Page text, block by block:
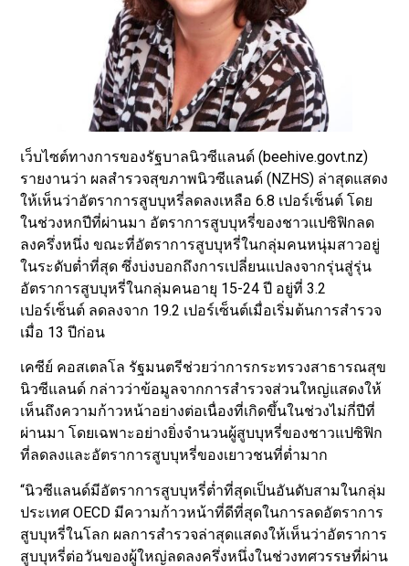
เว็บไซต์ทางการของรัฐบาลนิวซีแลนด์ (beehive.govt.nz)
รายงานว่า ผลสำรวจสุขภาพนิวซีแลนด์ (NZHS) ล่าสุดแสดง
ให้เห็นว่าอัตราการสูบบุหรี่ลดลงเหลือ 6.8 เปอร์เซ็นต์ โดย
ในช่วงหกปีที่ผ่านมา อัตราการสูบบุหรี่ของชาวแปซิฟิกลด
ลงครึ่งหนึ่ง ขณะที่อัตราการสูบบุหรี่ในกลุ่มคนหนุ่มสาวอยู่
ในระดับต่ำที่สุด ซึ่งบ่งบอกถึงการเปลี่ยนแปลงจากรุ่นสู่รุ่น
อัตราการสูบบุหรี่ในกลุ่มคนอายุ 15-24 ปี อยู่ที่ 3.2
เปอร์เซ็นต์ ลดลงจาก 19.2 เปอร์เซ็นต์เมื่อเริ่มต้นการสำรวจ
เมื่อ 13 ปีก่อน
เคซีย์ คอสเตลโล รัฐมนตรีช่วยว่าการกระทรวงสาธารณสุข
นิวซีแลนด์ กล่าวว่าข้อมูลจากการสำรวจส่วนใหญ่แสดงให้
เห็นถึงความก้าวหน้าอย่างต่อเนื่องที่เกิดขึ้นในช่วงไม่กี่ปีที่
ผ่านมา โดยเฉพาะอย่างยิ่งจำนวนผู้สูบบุหรี่ของชาวแปซิฟิก
ที่ลดลงและอัตราการสูบบุหรี่ของเยาวชนที่ต่ำมาก
“นิวซีแลนด์มีอัตราการสูบบุหรี่ต่ำที่สุดเป็นอันดับสามในกลุ่ม
ประเทศ OECD มีความก้าวหน้าที่ดีที่สุดในการลดอัตราการ
สูบบุหรี่ในโลก ผลการสำรวจล่าสุดแสดงให้เห็นว่าอัตราการ
สูบบุหรี่ต่อวันของผู้ใหญ่ลดลงครึ่งหนึ่งในช่วงทศวรรษที่ผ่าน